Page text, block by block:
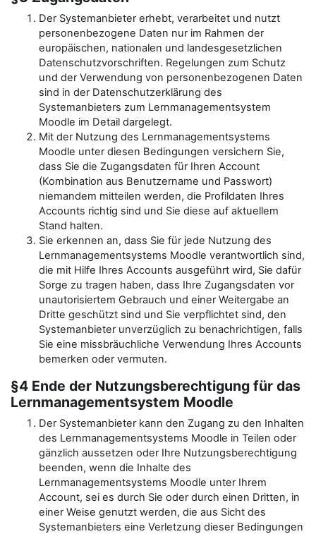
Der Systemanbieter erhebt, verarbeitet und nutzt
personenbezogene Daten nur im Rahmen der
europäischen, nationalen und landesgesetzlichen
Datenschutzvorschriften. Regelungen zum Schutz
und der Verwendung von personenbezogenen Daten
sind in der Datenschutzerklärung des
Systemanbieters zum Lernmanagementsystem
Moodle im Detail dargelegt.
Mit der Nutzung des Lernmanagementsystems
Moodle unter diesen Bedingungen versichern Sie,
dass Sie die Zugangsdaten für Ihren Account
(Kombination aus Benutzername und Passwort)
niemandem mitteilen werden, die Profildaten Ihres
Accounts richtig sind und Sie diese auf aktuellem
Stand halten.
Sie erkennen an, dass Sie für jede Nutzung des
Lernmanagementsystems Moodle verantwortlich sind,
die mit Hilfe Ihres Accounts ausgeführt wird, Sie dafür
Sorge zu tragen haben, dass Ihre Zugangsdaten vor
unautorisiertem Gebrauch und einer Weitergabe an
Dritte geschützt sind und Sie verpflichtet sind, den
Systemanbieter unverzüglich zu benachrichtigen, falls
Sie eine missbräuchliche Verwendung Ihres Accounts
bemerken oder vermuten.
§4 Ende der Nutzungsberechtigung für das
Lernmanagementsystem Moodle
Der Systemanbieter kann den Zugang zu den Inhalten
des Lernmanagementsystems Moodle in Teilen oder
gänzlich aussetzen oder Ihre Nutzungsberechtigung
beenden, wenn die Inhalte des
Lernmanagementsystems Moodle unter Ihrem
Account, sei es durch Sie oder durch einen Dritten, in
einer Weise genutzt werden, die aus Sicht des
Systemanbieters eine Verletzung dieser Bedingungen